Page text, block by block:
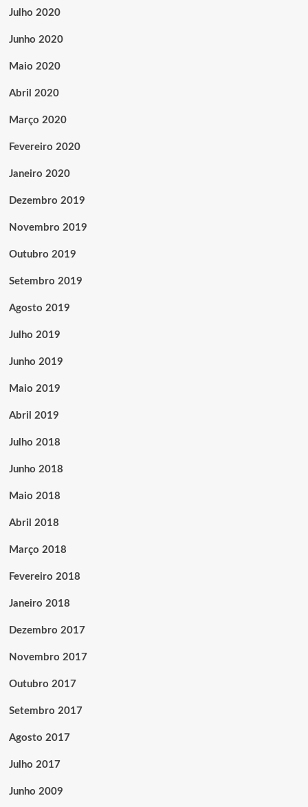
Julho 2020
Junho 2020
Maio 2020
Abril 2020
Março 2020
Fevereiro 2020
Janeiro 2020
Dezembro 2019
Novembro 2019
Outubro 2019
Setembro 2019
Agosto 2019
Julho 2019
Junho 2019
Maio 2019
Abril 2019
Julho 2018
Junho 2018
Maio 2018
Abril 2018
Março 2018
Fevereiro 2018
Janeiro 2018
Dezembro 2017
Novembro 2017
Outubro 2017
Setembro 2017
Agosto 2017
Julho 2017
Junho 2009